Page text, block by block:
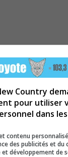
Country
pour utiliser
dans
contenu
des publicités et du
et développement de